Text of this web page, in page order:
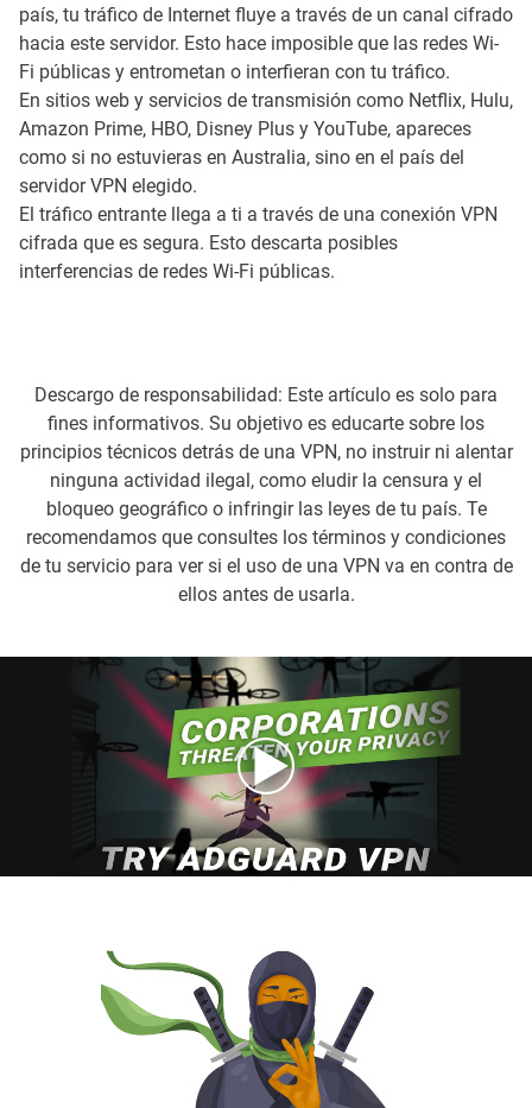
país, tu tráfico de Internet fluye a través de un canal cifrado
hacia este servidor. Esto hace imposible que las redes Wi-
Fi públicas y entrometan o interfieran con tu tráfico.
En sitios web y servicios de transmisión como Netflix, Hulu,
Amazon Prime, HBO, Disney Plus y YouTube, apareces
como si no estuvieras en Australia, sino en el país del
servidor VPN elegido.
El tráfico entrante llega a ti a través de una conexión VPN
cifrada que es segura. Esto descarta posibles
interferencias de redes Wi-Fi públicas.
Descargo de responsabilidad: Este artículo es solo para
fines informativos. Su objetivo es educarte sobre los
principios técnicos detrás de una VPN, no instruir ni alentar
ninguna actividad ilegal, como eludir la censura y el
bloqueo geográfico o infringir las leyes de tu país. Te
recomendamos que consultes los términos y condiciones
de tu servicio para ver si el uso de una VPN va en contra de
ellos antes de usarla.